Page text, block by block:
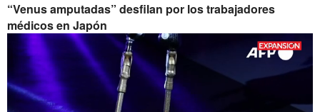
“Venus amputadas” desfilan por los trabajadores
médicos en Japón